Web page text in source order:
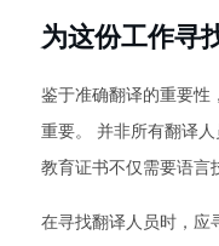
为这份工作寻
鉴于准确翻译的重要性
重要。 并非所有翻译
教育证书不仅需要语言
在寻找翻译人员时，应